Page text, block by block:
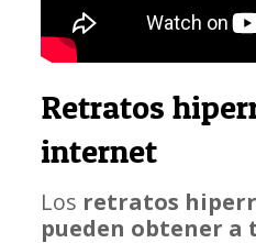
Retratos
internet
Los retratos
pueden obtener a